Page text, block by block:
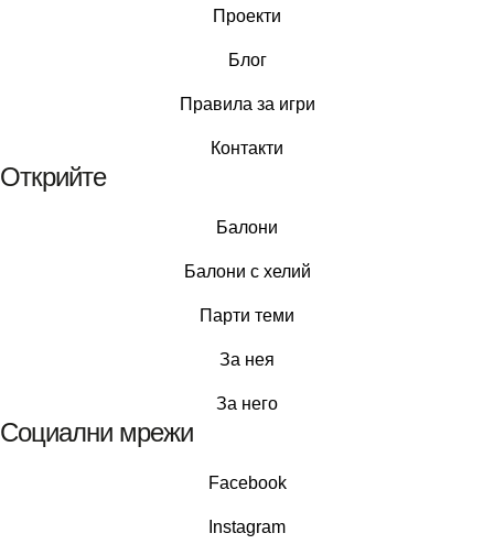
Проекти
Блог
Правила за игри
Контакти
Открийте
Балони
Балони c хелий
Парти теми
За нея
За него
Социални мрежи
Facebook
Instagram